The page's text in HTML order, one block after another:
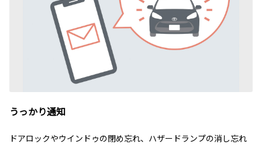
うっかり通知
ドアロックやウインドゥの閉め忘れ、ハザードランプの消し忘れ